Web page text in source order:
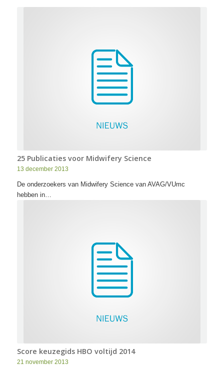
25 Publicaties voor Midwifery Science
13 december 2013
De onderzoekers van Midwifery Science van AVAG/VUmc
hebben in…
Score keuzegids HBO voltijd 2014
21 november 2013